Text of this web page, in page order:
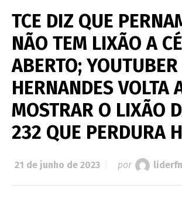
TCE DIZ QUE
NÃO TEM LIXÃO A
ABERTO;
HERNANDES VOLTA
MOSTRAR O LIXÃO
232 QUE PERDURA
21 de junho de 2023 por